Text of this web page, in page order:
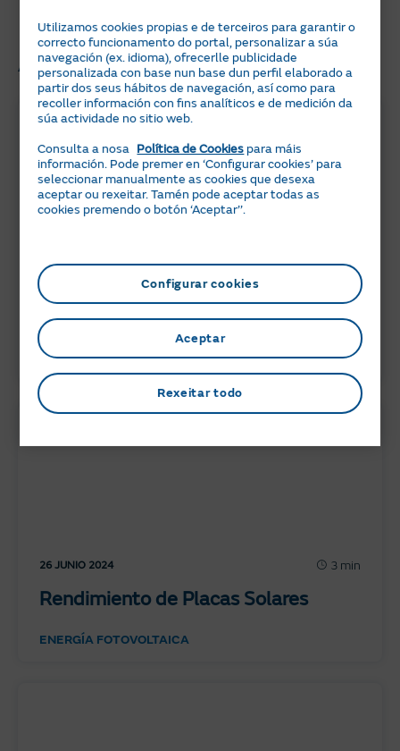
Artigos relacionados
05 JULIO 2024 6 min
Peajes de electricidad 2026: ¿Qué
necesitas saber?
ACTUALIDAD
26 JUNIO 2024 3 min
Rendimiento de Placas Solares
ENERGÍA FOTOVOLTAICA
Utilizamos cookies propias e de terceiros para garantir o
correcto funcionamento do portal, personalizar a súa
navegación (ex. idioma), ofrecerlle publicidade
personalizada con base nun base dun perfil elaborado a
partir dos seus hábitos de navegación, así como para
recoller información con fins analíticos e de medición da
súa actividade no sitio web.
Consulta a nosa Política de Cookies para máis
información. Pode premer en ‘Configurar cookies’ para
seleccionar manualmente as cookies que desexa
aceptar ou rexeitar. Tamén pode aceptar todas as
cookies premendo o botón ‘Aceptar’’.
Configurar cookies
Rexeitar todo
Aceptar